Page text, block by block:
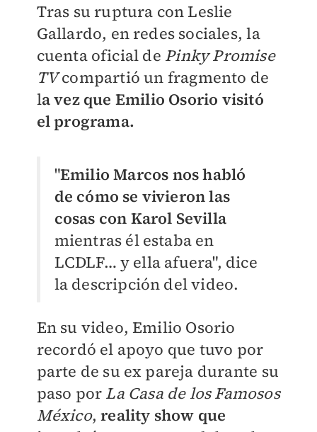
Tras su ruptura con Leslie
Gallardo, en redes sociales, la
cuenta oficial de Pinky Promise
TVcompartió un fragmento de
la vez que Emilio Osorio visitó
el programa.
"Emilio Marcos nos habló
de cómo se vivieron las
cosas con Karol Sevilla
mientras él estaba en
LCDLF… y ella afuera", dice
la descripción del video.
En su video, Emilio Osorio
recordó el apoyo que tuvo por
parte de su ex pareja durante su
paso por La Casa de los Famosos
México,reality show que